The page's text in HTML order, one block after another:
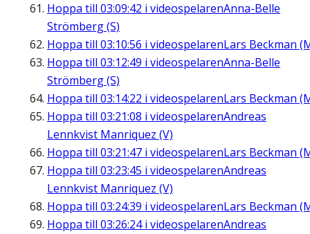
Hoppa till 03:09:42 i videospelarenAnna-Belle
Strömberg (S)
Hoppa till 03:10:56 i videospelarenLars Beckman
Hoppa till 03:12:49 i videospelarenAnna-Belle
Strömberg (S)
Hoppa till 03:14:22 i videospelarenLars Beckman
Hoppa till 03:21:08 i videospelarenAndreas
Lennkvist Manriquez (V)
Hoppa till 03:21:47 i videospelarenLars Beckman
Hoppa till 03:23:45 i videospelarenAndreas
Lennkvist Manriquez (V)
Hoppa till 03:24:39 i videospelarenLars Beckman
Hoppa till 03:26:24i videospelarenAndreas